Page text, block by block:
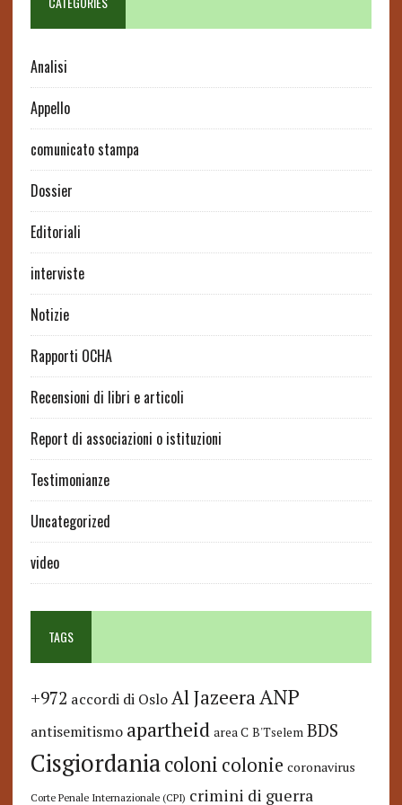
Analisi
Appello
comunicato stampa
Dossier
Editoriali
interviste
Notizie
Rapporti OCHA
Recensioni di libri e articoli
Report di associazioni o istituzioni
Testimonianze
Uncategorized
video
TAGS
+972 accordi di Oslo Al JazeeraANP
antisemitismo apartheid area C B'Tselem BDS
Cisgiordaniacoloni colonie coronavirus
Corte Penale Internazionale (CPI) crimini di guerra